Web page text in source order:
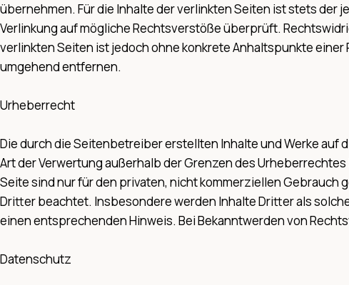
übernehmen. Für die Inhalte der verlinkten Seiten ist stets
Verlinkung auf mögliche Rechtsverstöße überprüft.
verlinkten Seiten ist jedoch ohne konkrete Anhaltspunkte
umgehend entfernen.
Urheberrecht
Die durch die Seitenbetreiber erstellten Inhalte und Werke
Art der Verwertung außerhalb der Grenzen des
Seite sind nur für den privaten, nicht kommerziellen
Dritter beachtet. Insbesondere werden Inhalte Dritter als
einen entsprechenden Hinweis. Bei Bekanntwerden von
Datenschutz